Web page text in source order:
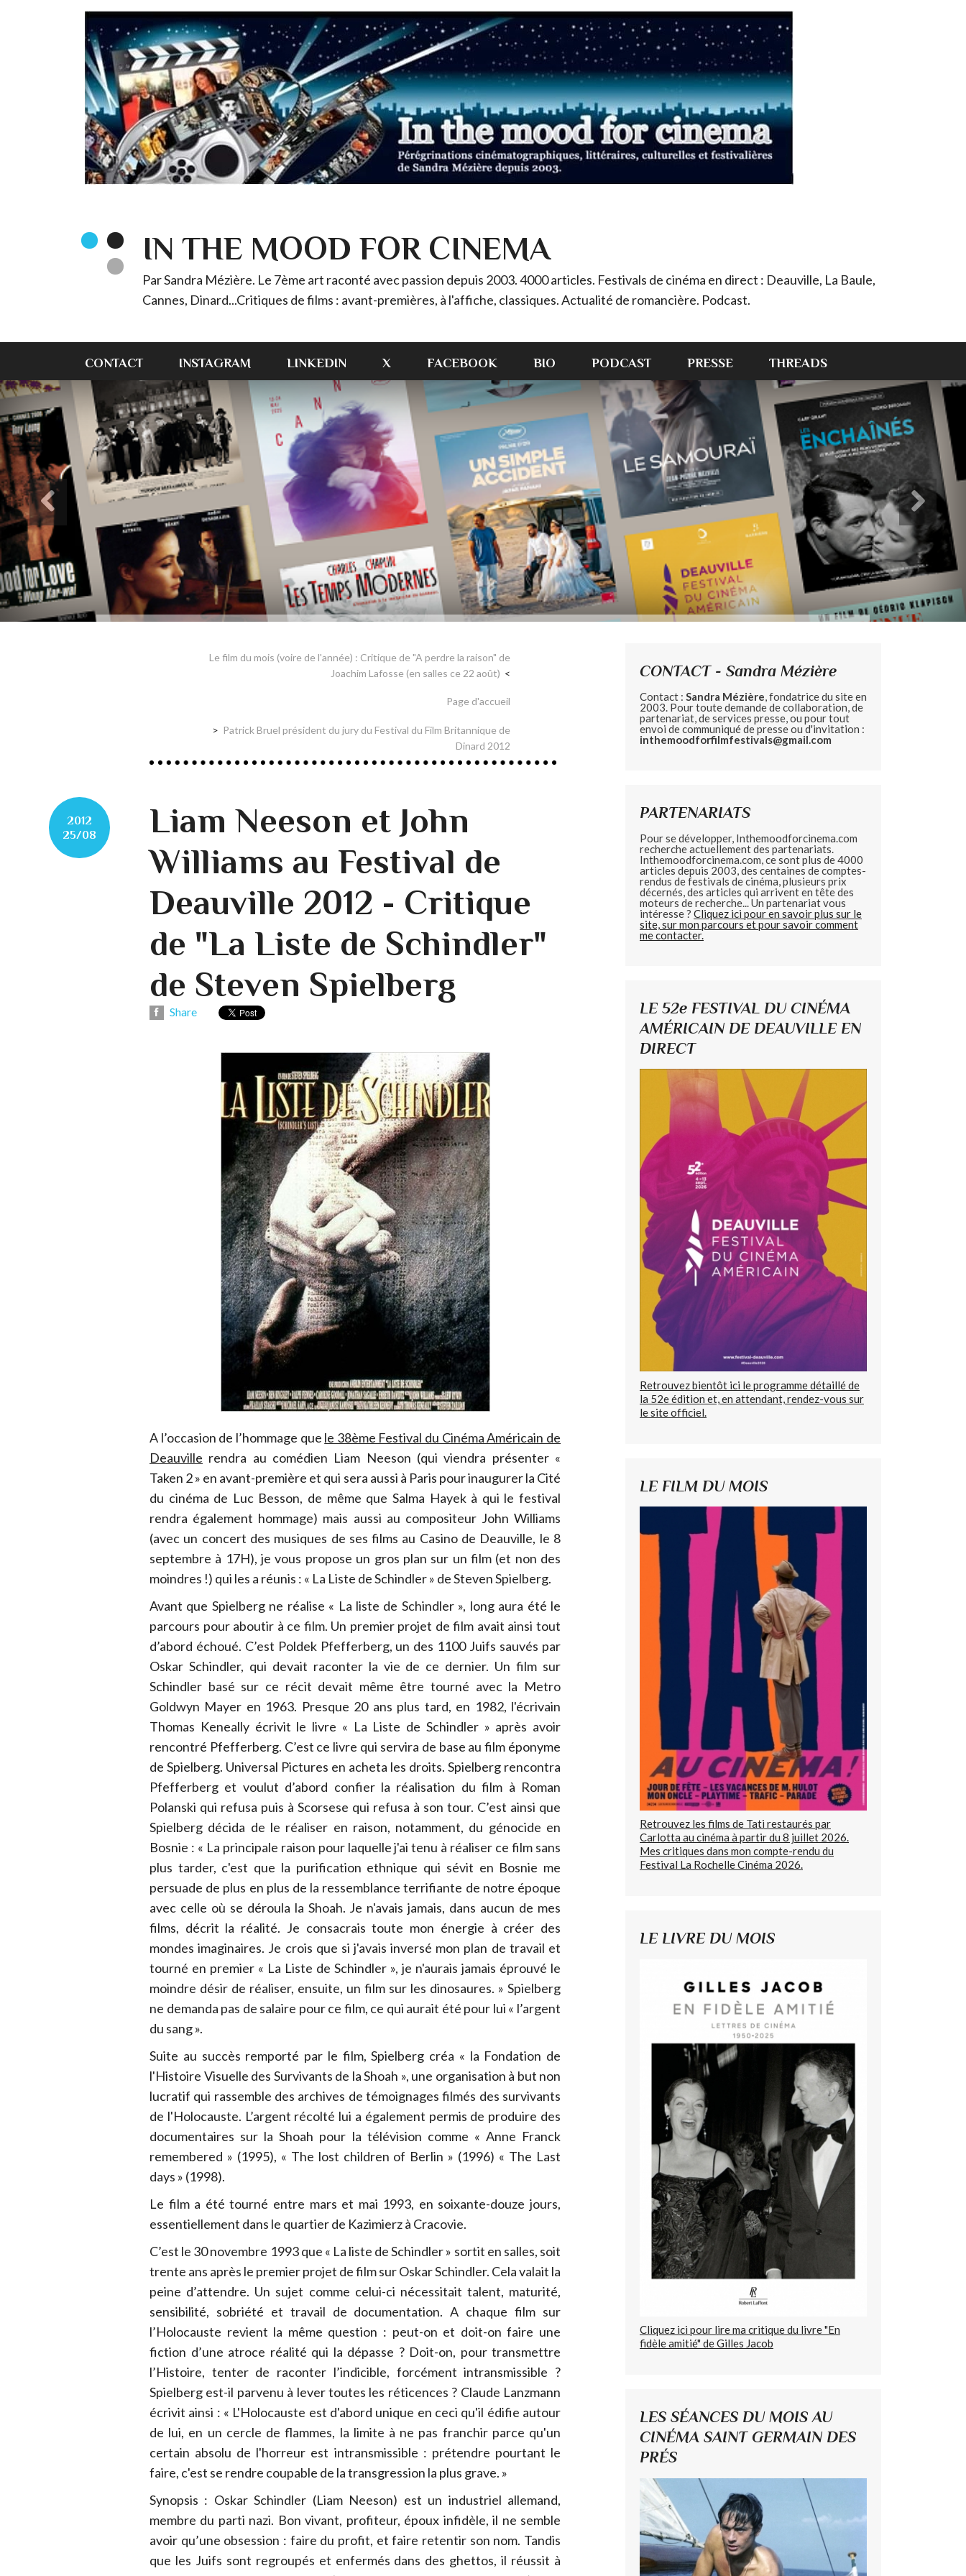
IN THE MOOD FOR CINEMA
Par Sandra Mézière. Le 7ème art raconté avec passion depuis 2003. 4000 articles. Festivals de cinéma en direct : Deauville, La Baule,
Cannes, Dinard...Critiques de films : avant-premières, à l'affiche, classiques. Actualité de romancière. Podcast.
CONTACT INSTAGRAM LINKEDIN X FACEBOOK BIO PODCAST PRESSE THREADS
Le film du mois (voire de l'année) : Critique de "A perdre la raison" de
Joachim Lafosse (en salles ce 22 août)
Page d'accueil
Patrick Bruel président du jury du Festival du Film Britannique de
Dinard 2012
2012
25/08
Liam Neeson et John
Williams au Festival de
Deauville 2012 - Critique
de "La Liste de Schindler"
de Steven Spielberg
Share
A l’occasion de l’hommage que le 38ème Festival du Cinéma Américain de
Deauville rendra au comédien Liam Neeson (qui viendra présenter «
Taken 2 » en avant-première et qui sera aussi à Paris pour inaugurer la Cité
du cinéma de Luc Besson, de même que Salma Hayek à qui le festival
rendra également hommage) mais aussi au compositeur John Williams
(avec un concert des musiques de ses films au Casino de Deauville, le 8
septembre à 17H), je vous propose un gros plan sur un film (et non des
moindres !) qui les a réunis : « La Liste de Schindler » de Steven Spielberg.
Avant que Spielberg ne réalise « La liste de Schindler », long aura été le
parcours pour aboutir à ce film. Un premier projet de film avait ainsi tout
d’abord échoué. C’est Poldek Pfefferberg, un des 1100 Juifs sauvés par
Oskar Schindler, qui devait raconter la vie de ce dernier. Un film sur
Schindler basé sur ce récit devait même être tourné avec la Metro
Goldwyn Mayer en 1963. Presque 20 ans plus tard, en 1982, l'écrivain
Thomas Keneally écrivit le livre « La Liste de Schindler » après avoir
rencontré Pfefferberg. C’est ce livre qui servira de base au film éponyme
de Spielberg. Universal Pictures en acheta les droits. Spielberg rencontra
Pfefferberg et voulut d’abord confier la réalisation du film à Roman
Polanski qui refusa puis à Scorsese qui refusa à son tour. C’est ainsi que
Spielberg décida de le réaliser en raison, notamment, du génocide en
Bosnie : « La principale raison pour laquelle j'ai tenu à réaliser ce film sans
plus tarder, c'est que la purification ethnique qui sévit en Bosnie me
persuade de plus en plus de la ressemblance terrifiante de notre époque
avec celle où se déroula la Shoah. Je n'avais jamais, dans aucun de mes
films, décrit la réalité. Je consacrais toute mon énergie à créer des
mondes imaginaires. Je crois que si j'avais inversé mon plan de travail et
tourné en premier « La Liste de Schindler », je n'aurais jamais éprouvé le
moindre désir de réaliser, ensuite, un film sur les dinosaures. » Spielberg
ne demanda pas de salaire pour ce film, ce qui aurait été pour lui « l’argent
du sang ».
Suite au succès remporté par le film, Spielberg créa « la Fondation de
l'Histoire Visuelle des Survivants de la Shoah », une organisation à but non
lucratif qui rassemble des archives de témoignages filmés des survivants
de l'Holocauste. L’argent récolté lui a également permis de produire des
documentaires sur la Shoah pour la télévision comme « Anne Franck
remembered » (1995), « The lost children of Berlin » (1996) « The Last
days » (1998).
Le film a été tourné entre mars et mai 1993, en soixante-douze jours,
essentiellement dans le quartier de Kazimierz à Cracovie.
C’est le 30 novembre 1993 que « La liste de Schindler » sortit en salles, soit
trente ans après le premier projet de film sur Oskar Schindler. Cela valait la
peine d’attendre. Un sujet comme celui-ci nécessitait talent, maturité,
sensibilité, sobriété et travail de documentation. A chaque film sur
l’Holocauste revient la même question : peut-on et doit-on faire une
fiction d’une atroce réalité qui la dépasse ? Doit-on, pour transmettre
l’Histoire, tenter de raconter l’indicible, forcément intransmissible ?
Spielberg est-il parvenu à lever toutes les réticences ? Claude Lanzmann
écrivit ainsi : « L'Holocauste est d'abord unique en ceci qu'il édifie autour
de lui, en un cercle de flammes, la limite à ne pas franchir parce qu'un
certain absolu de l'horreur est intransmissible : prétendre pourtant le
faire, c'est se rendre coupable de la transgression la plus grave. »
Synopsis : Oskar Schindler (Liam Neeson) est un industriel allemand,
membre du parti nazi. Bon vivant, profiteur, époux infidèle, il ne semble
avoir qu’une obsession : faire du profit, et faire retentir son nom. Tandis
que les Juifs sont regroupés et enfermés dans des ghettos, il réussit à
CONTACT - Sandra Mézière
Contact : Sandra Mézière, fondatrice du site en
2003. Pour toute demande de collaboration, de
partenariat, de services presse, ou pour tout
envoi de communiqué de presse ou d'invitation :
inthemoodforfilmfestivals@gmail.com
PARTENARIATS
Pour se développer, Inthemoodforcinema.com
recherche actuellement des partenariats.
Inthemoodforcinema.com, ce sont plus de 4000
articles depuis 2003, des centaines de comptes-
rendus de festivals de cinéma, plusieurs prix
décernés, des articles qui arrivent en tête des
moteurs de recherche... Un partenariat vous
intéresse ? Cliquez ici pour en savoir plus sur le
site, sur mon parcours et pour savoir comment
me contacter.
LE 52e FESTIVAL DU CINÉMA
AMÉRICAIN DE DEAUVILLE EN
DIRECT
Retrouvez bientôt ici le programme détaillé de
la 52e édition et, en attendant, rendez-vous sur
le site officiel.
LE FILM DU MOIS
Retrouvez les films de Tati restaurés par
Carlotta au cinéma à partir du 8 juillet 2026.
Mes critiques dans mon compte-rendu du
Festival La Rochelle Cinéma 2026.
LE LIVRE DU MOIS
Cliquez ici pour lire ma critique du livre "En
fidèle amitié" de Gilles Jacob
LES SÉANCES DU MOIS AU
CINÉMA SAINT GERMAIN DES
PRÉS